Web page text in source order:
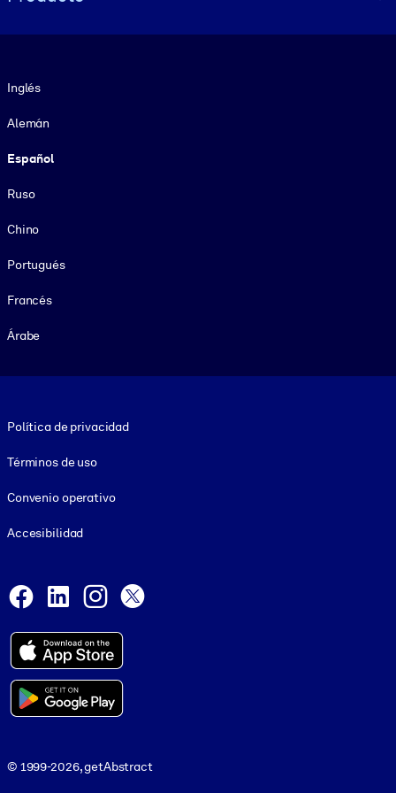
Inglés
Alemán
Español
Ruso
Chino
Portugués
Francés
Árabe
Política de privacidad
Términos de uso
Convenio operativo
Accesibilidad
Facebook
LinkedInInstagram
© 1999-2026, getAbstract